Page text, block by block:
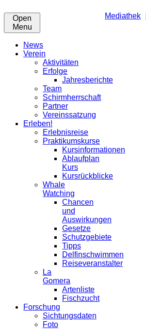
Mediathek
Open
Menu
News
Verein
Aktivitäten
Erfolge
Jahresberichte
Team
Schirmherrschaft
Partner
Vereinssatzung
Erleben!
Erlebnisreise
Praktikumskurse
Kursinformationen
Ablaufplan
Kurs
Kursrückblicke
Whale
Watching
Chancen
und
Auswirkungen
Gesetze
Schutzgebiete
Tipps
Delfinschwimmen
Reiseveranstalter
La
Gomera
Artenliste
Fischzucht
Forschung
Sichtungsdaten
Foto